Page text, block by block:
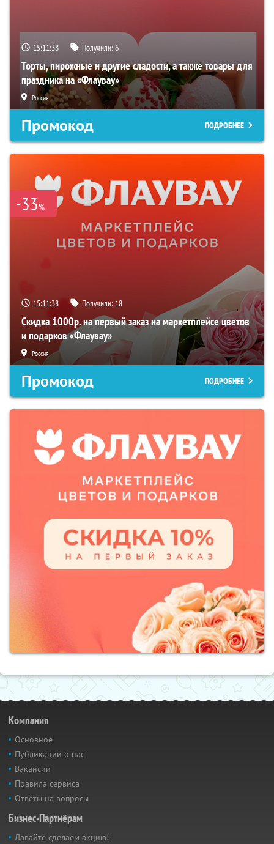
15:11:38 Получили:6
Торты, пирожные и другие сладости, а также товары для
праздника на «Флаувау»
Россия
Промокод ПОДРОБНЕЕ
-33%
15:11:38 Получили: 18
Скидка 1000р. на первый заказ на маркетплейсе цветов
и подарков «Флаувау»
Россия
Промокод ПОДРОБНЕЕ
Компания
Основное
Публикации о нас
Вакансии
Правила сервиса
Ответы на вопросы
Бизнес-Партнёрам
Давайте сделаем акцию!